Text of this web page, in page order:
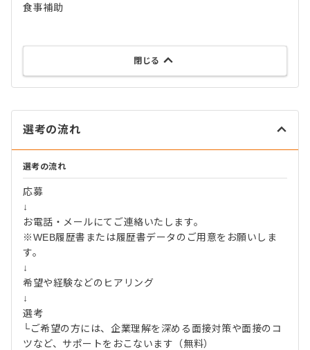
食事補助
閉じる
選考の流れ
選考の流れ
応募
↓
お電話・メールにてご連絡いたします。
※WEB履歴書または履歴書データのご用意をお願いしま
す。
↓
希望や経験などのヒアリング
↓
選考
└ご希望の方には、企業理解を深める面接対策や面接のコ
ツなど、サポートをおこないます（無料）